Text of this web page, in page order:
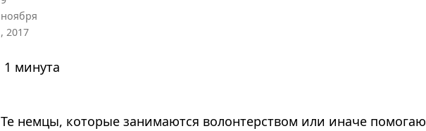
ноября
, 2017
1 минута
Те немцы, которые занимаются волонтерством или иначе